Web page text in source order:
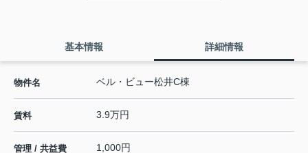
基本情報 詳細情報
物件名 ベル・ビュー松井C棟
賃料 3.9万円
管理 / 共益費 1,000円